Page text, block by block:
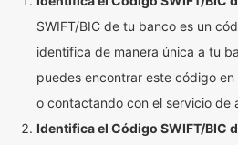
SWIFT/BIC de tu banco es un
identifica de manera única a tu
puedes encontrar este código
o contactando con el servicio de
Identifica el Código SWIFT/BIC